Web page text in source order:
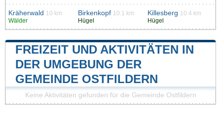
Kräherwald 10 km
Wälder
Birkenkopf 10.1 km
Hügel
Killesberg 10.4 km
Hügel
FREIZEIT UND AKTIVITÄTEN IN
DER UMGEBUNG DER
GEMEINDE OSTFILDERN
Keine Aktivitäten gefunden für die Gemeinde Ostfildern